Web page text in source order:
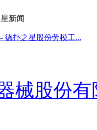
新闻
扑之星股份劳模工...
械股份